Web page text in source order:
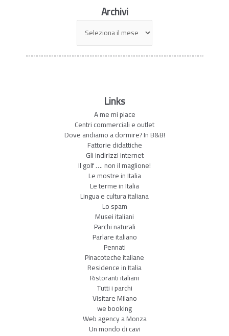
Archivi
Archivi
Links
A me mi piace
Centri commerciali e outlet
Dove andiamo a dormire? In B&B!
Fattorie didattiche
Gli indirizzi internet
Il golf …. non il maglione!
Le mostre in Italia
Le terme in Italia
Lingua e cultura italiana
Lo spam
Musei italiani
Parchi naturali
Parlare italiano
Pennati
Pinacoteche italiane
Residence in Italia
Ristoranti italiani
Tutti i parchi
Visitare Milano
we booking
Web agency a Monza
Un mondo di cavi